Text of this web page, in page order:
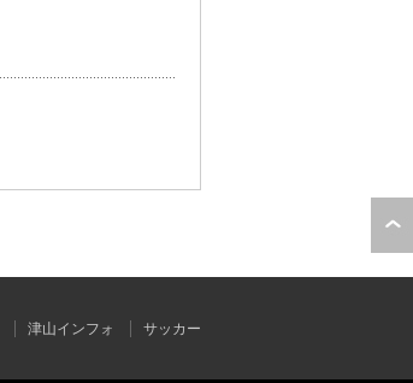
津山インフォ サッカー